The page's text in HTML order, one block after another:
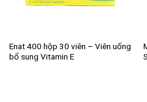
Enat 400 hộp 30 viên – Viên uống
bổ sung Vitamin E